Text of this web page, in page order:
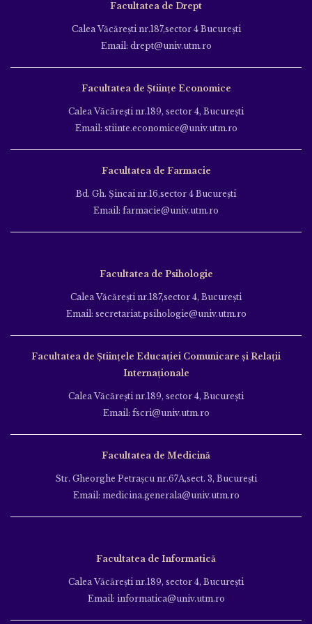
Facultatea de Drept
Calea Văcăreşti nr.187,sector 4 Bucureşti
Email: drept@univ.utm.ro
Facultatea de Științe Economice
Calea Văcăreşti nr.189, sector 4, Bucureşti
Email: stiinte.economice@univ.utm.ro
Facultatea de Farmacie
Bd. Gh. Şincai nr.16,sector 4 Bucureşti
Email: farmacie@univ.utm.ro
Facultatea de Psihologie
Calea Văcăreşti nr.187,sector 4, Bucureşti
Email: secretariat.psihologie@univ.utm.ro
Facultatea de Ştiinţele Educației Comunicare și Relații
Internaționale
Calea Văcăreşti nr.189, sector 4, Bucureşti
Email: fscri@univ.utm.ro
Facultatea de Medicină
Str. Gheorghe Petraşcu nr.67A,sect. 3, Bucureşti
Email: medicina.generala@univ.utm.ro
Facultatea de Informatică
Calea Văcăreşti nr.189, sector 4, Bucureşti
Email: informatica@univ.utm.ro